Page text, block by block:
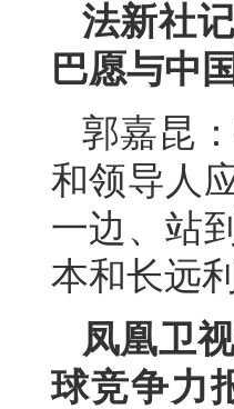
法新社
巴愿与中
郭嘉昆
和领导人
一边、站
本和长远
凤凰卫
球竞争力